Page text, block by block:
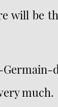
will be
Germain-
much.